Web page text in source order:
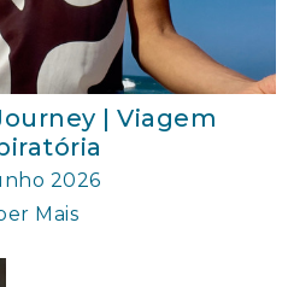
| Viagem
2026
Mais